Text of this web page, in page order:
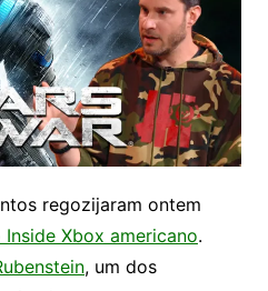
regozijaram ontem
Xbox americano.
, um dos